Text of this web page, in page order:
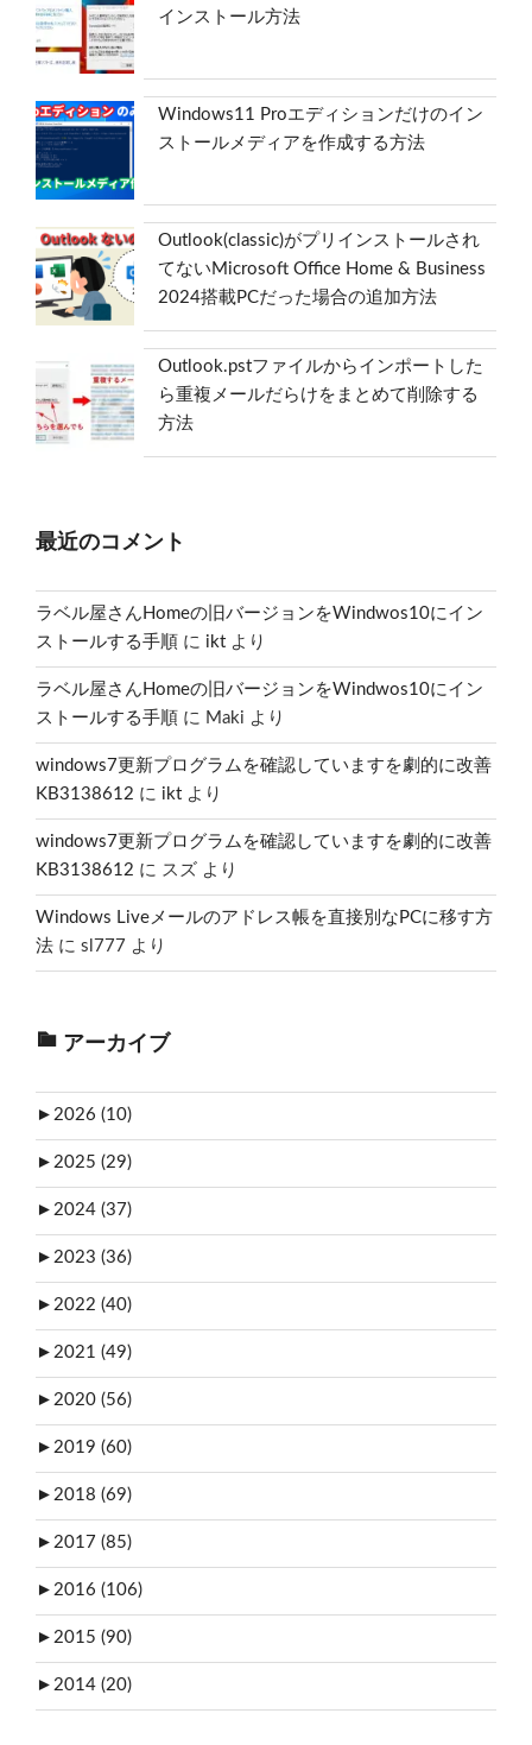
インストール方法
Windows11 Proエディションだけのイン
ストールメディアを作成する方法
Outlook(classic)がプリインストールされ
てないMicrosoft Office Home & Business
2024搭載PCだった場合の追加方法
Outlook.pstファイルからインポートした
ら重複メールだらけをまとめて削除する
方法
最近のコメント
ラベル屋さんHomeの旧バージョンをWindwos10にイン
ストールする手順 に ikt より
ラベル屋さんHomeの旧バージョンをWindwos10にイン
ストールする手順 に Maki より
windows7更新プログラムを確認していますを劇的に改善
KB3138612 に ikt より
windows7更新プログラムを確認していますを劇的に改善
KB3138612 に スズ より
Windows Liveメールのアドレス帳を直接別なPCに移す方
法 に sl777 より
アーカイブ
► 2026 (10)
► 2025 (29)
► 2024 (37)
► 2023 (36)
► 2022 (40)
► 2021 (49)
► 2020 (56)
► 2019 (60)
► 2018 (69)
► 2017 (85)
► 2016 (106)
► 2015 (90)
► 2014 (20)